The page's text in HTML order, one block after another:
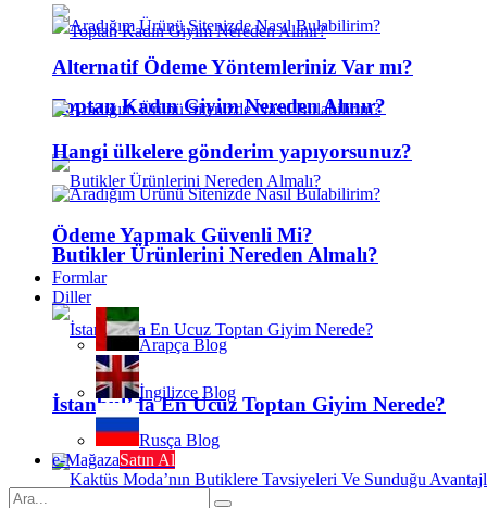
Toptan Kadın Giyim Nereden Alınır?
Butikler Ürünlerini Nereden Almalı?
İstanbul’da En Ucuz Toptan Giyim Nerede?
Alternatif Ödeme Yöntemleriniz Var mı?
Hangi ülkelere gönderim yapıyorsunuz?
Ödeme Yapmak Güvenli Mi?
Formlar
Diller
Arapça Blog
İngilizce Blog
Rusça Blog
e-MağazaSatın Al